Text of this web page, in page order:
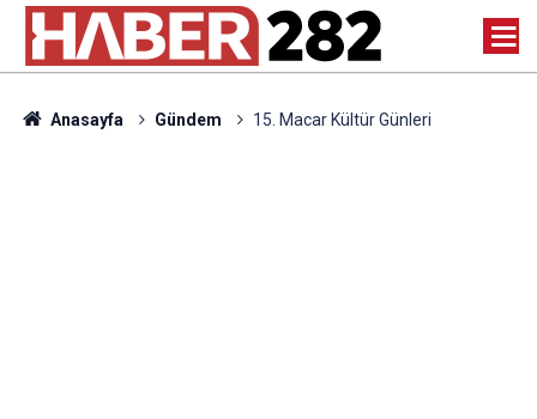
Anasayfa Gündem 15. Macar Kültür Günleri